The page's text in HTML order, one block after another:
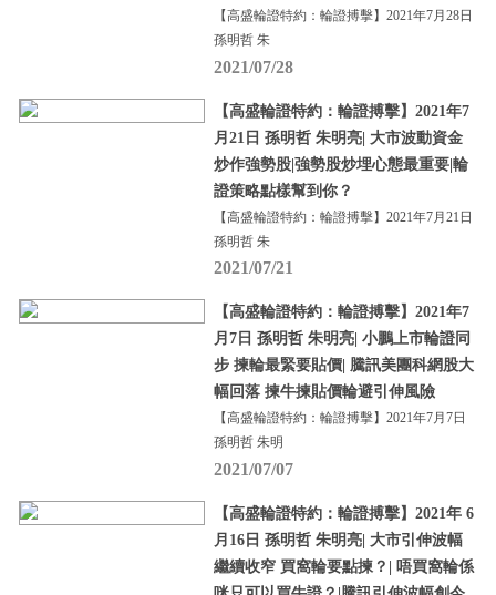
【高盛輪證特約：輪證搏擊】2021年7月28日
孫明哲 朱
2021/07/28
【高盛輪證特約：輪證搏擊】2021年7
月21日 孫明哲 朱明亮| 大市波動資金
炒作強勢股|強勢股炒埋心態最重要|輪
證策略點樣幫到你？
【高盛輪證特約：輪證搏擊】2021年7月21日
孫明哲 朱
2021/07/21
【高盛輪證特約：輪證搏擊】2021年7
月7日 孫明哲 朱明亮| 小鵬上市輪證同
步 揀輪最緊要貼價| 騰訊美團科網股大
幅回落 揀牛揀貼價輪避引伸風險
【高盛輪證特約：輪證搏擊】2021年7月7日
孫明哲 朱明
2021/07/07
【高盛輪證特約：輪證搏擊】2021年 6
月16日 孫明哲 朱明亮| 大市引伸波幅
繼續收窄 買窩輪要點揀？| 唔買窩輪係